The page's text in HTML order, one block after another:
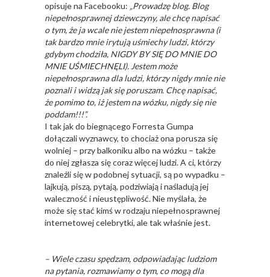
opisuje na Facebooku: „Prowadzę blog. Blog
niepełnosprawnej dziewczyny, ale chcę napisać
o tym, że ja wcale nie jestem niepełnosprawna (i
tak bardzo mnie irytują uśmiechy ludzi, którzy
gdybym chodziła, NIGDY BY SIĘ DO MNIE DO
MNIE UŚMIECHNĘLI). Jestem może
niepełnosprawna dla ludzi, którzy nigdy mnie nie
poznali i widzą jak się poruszam. Chcę napisać,
że pomimo to, iż jestem na wózku, nigdy się nie
poddam!!!”.
I tak jak do biegnącego Forresta Gumpa
dołączali wyznawcy, to chociaż ona porusza się
wolniej – przy balkoniku albo na wózku – także
do niej zgłasza się coraz więcej ludzi. A ci, którzy
znaleźli się w podobnej sytuacji, są po wypadku –
lajkują, piszą, pytają, podziwiają i naśladują jej
waleczność i nieustępliwość. Nie myślała, że
może się stać kimś w rodzaju niepełnosprawnej
internetowej celebrytki, ale tak właśnie jest.
– Wiele czasu spędzam, odpowiadając ludziom
na pytania, rozmawiamy o tym, co mogą dla